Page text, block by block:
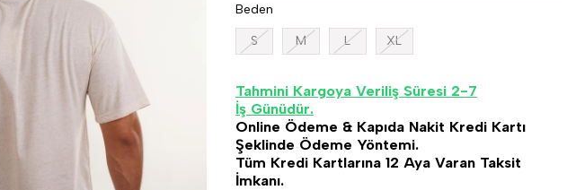
Beden
S M L XL
Tahmini Kargoya Veriliş Süresi 2-7
İş Günüdür.
Online Ödeme & Kapıda Nakit Kredi Kartı
Şeklinde Ödeme Yöntemi.
Tüm Kredi Kartlarına 12 Aya Varan Taksit
İmkanı.